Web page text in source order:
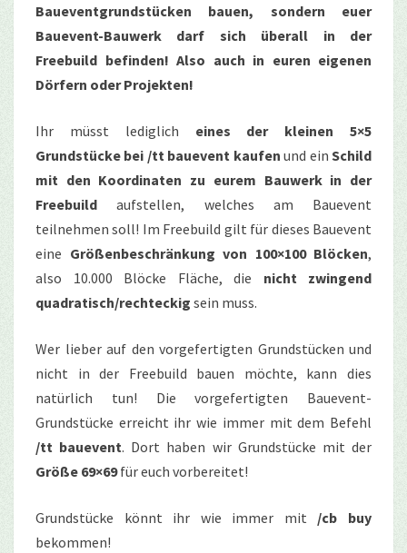
Baueventgrundstücken bauen, sondern euer
Bauevent-Bauwerk darf sich überall in der
Freebuild befinden! Also auch in euren eigenen
Dörfern oder Projekten!
Ihr müsst lediglich eines der kleinen 5×5
Grundstücke bei /tt bauevent kaufen und einSchild
mit den Koordinaten zu eurem Bauwerk in der
Freebuild aufstellen, welches am Bauevent
teilnehmen soll! Im Freebuild gilt für dieses Bauevent
eine Größenbeschränkung von 100×100 Blöcken,
also 10.000 Blöcke Fläche, die nicht zwingend
quadratisch/rechteckig sein muss.
Wer lieber auf den vorgefertigten Grundstücken und
nicht in der Freebuild bauen möchte, kann dies
natürlich tun! Die vorgefertigten Bauevent-
Grundstücke erreicht ihr wie immer mit dem Befehl
/tt bauevent. Dort haben wir Grundstücke mit der
Größe 69×69für euch vorbereitet!
Grundstücke könnt ihr wie immer mit /cb buy
bekommen!